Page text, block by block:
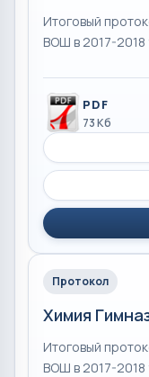
Итоговый
ВОШ в 2017-2018
PDF
73 Кб
Протокол
Химия
Итоговый
ВОШ в 2017-2018